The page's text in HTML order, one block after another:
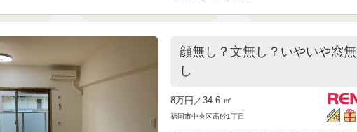
顔無し？文無し？いやいや窓無
し
8万円／34.6 ㎡
福岡市中央区高砂1丁目